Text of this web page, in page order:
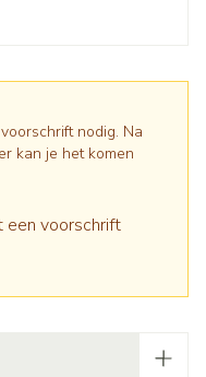
nodig. Na
kan je het komen
een voorschrift